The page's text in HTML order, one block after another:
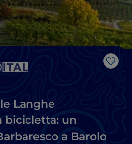
Like
Langhe
bicicletta: un
a Barolo